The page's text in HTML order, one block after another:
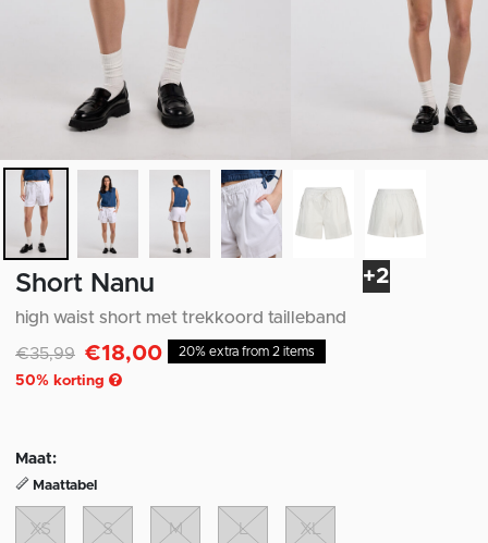
+2
Short Nanu
high waist short met trekkoord tailleband
Afgeprijsd van
€35,99naar
€18,00
50% korting
20% extra from 2 items
Maat:
Maattabel
XS S M L XL